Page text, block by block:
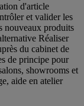
d'article
et valider les
nouveaux produits
Réaliser
du cabinet de
de principe pour
showrooms et
aide en atelier